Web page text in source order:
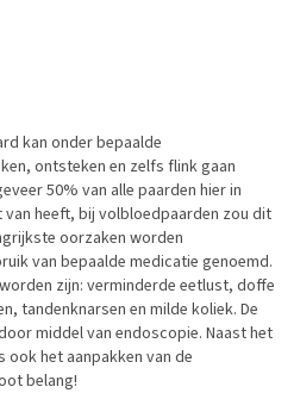
kan onder bepaalde
ontsteken en zelfs flink gaan
50% van alle paarden hier in
heeft, bij volbloedpaarden zou dit
oorzaken worden
van bepaalde medicatie genoemd.
zijn: verminderde eetlust, doffe
tandenknarsen en milde koliek. De
middel van endoscopie. Naast het
ook het aanpakken van de
belang!